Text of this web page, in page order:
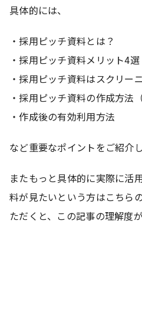
具体的には、
・採用ピッチ資料とは？
・採用ピッチ資料メリット4選
・採用ピッチ資料はスクリー
・採用ピッチ資料の作成方法
・作成後の有効利用方法
など重要なポイントをご紹介
またもっと具体的に実際に活
料が見たいという方はこちら
ただくと、この記事の理解度